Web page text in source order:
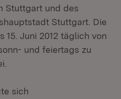
Stuttgart und des
Stuttgart. Die
15. Juni 2012 täglich von
und feiertags zu
sich